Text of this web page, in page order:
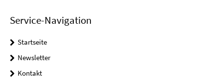
Service-Navigation
Startseite
Newsletter
Kontakt